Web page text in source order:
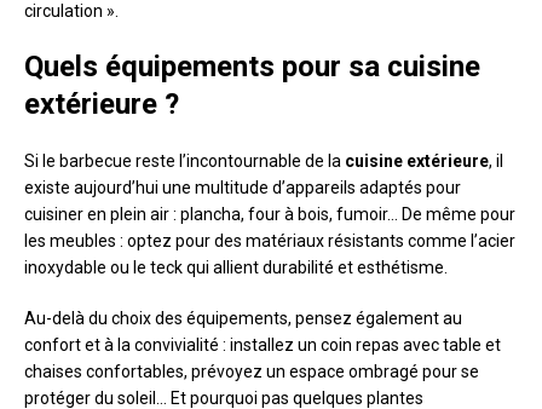
circulation ».
Quels équipements pour sa cuisine
extérieure ?
Si le barbecue reste l’incontournable de la cuisine extérieure, il
existe aujourd’hui une multitude d’appareils adaptés pour
cuisiner en plein air : plancha, four à bois, fumoir… De même pour
les meubles : optez pour des matériaux résistants comme l’acier
inoxydable ou le teck qui allient durabilité et esthétisme.
Au-delà du choix des équipements, pensez également au
confort et à la convivialité : installez un coin repas avec table et
chaises confortables, prévoyez un espace ombragé pour se
protéger du soleil… Et pourquoi pas quelques plantes